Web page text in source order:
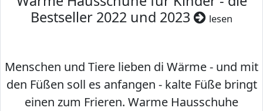
Bestseller 2022 und 2023
lesen
Menschen und Tiere lieben di Wärme - und mit
den Füßen soll es anfangen - kalte Füße bringt
einen zum Frieren. Warme Hausschuhe